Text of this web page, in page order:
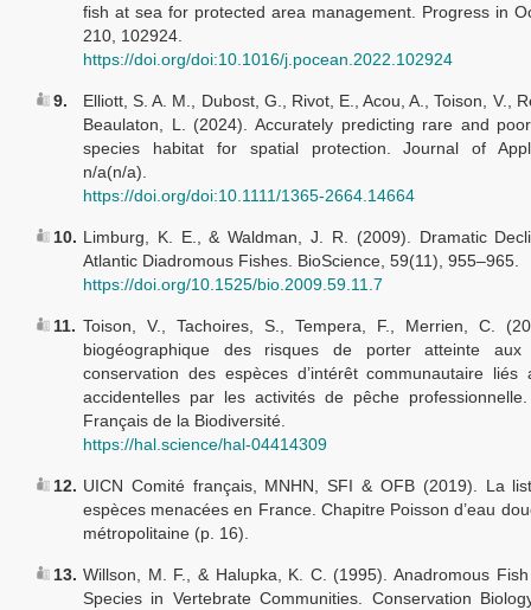
fish at sea for protected area management. Progress in
210, 102924.
https://doi.org/doi:10.1016/j.pocean.2022.102924
9.
Elliott, S. A. M., Dubost, G., Rivot, E., Acou, A., Toison, V.,
Beaulaton, L. (2024). Accurately predicting rare and
species habitat for spatial protection. Journal of
n/a(n/a).
https://doi.org/doi:10.1111/1365-2664.14664
10. Limburg, K. E., & Waldman, J. R. (2009). Dramatic
Atlantic Diadromous Fishes. BioScience, 59(11), 955–965.
https://doi.org/10.1525/bio.2009.59.11.7
11. Toison, V., Tachoires, S., Tempera, F., Merrien, C.
biogéographique des risques de porter atteinte aux
conservation des espèces d’intérêt communautaire liés
accidentelles par les activités de pêche
Français de la Biodiversité.
https://hal.science/hal-04414309
12. UICN Comité français, MNHN, SFI & OFB (2019). La
espèces menacées en France. Chapitre Poisson d’eau
métropolitaine (p. 16).
13. Willson, M. F., & Halupka, K. C. (1995). Anadromous
Species in Vertebrate Communities. Conservation